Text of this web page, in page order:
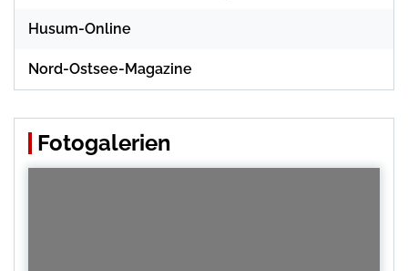
Husum-Online
Nord-Ostsee-Magazine
Fotogalerien